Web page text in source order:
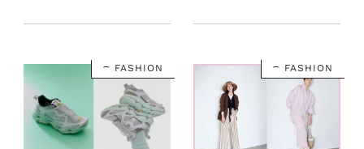
リンネル暮らし部
FASHION FASHION